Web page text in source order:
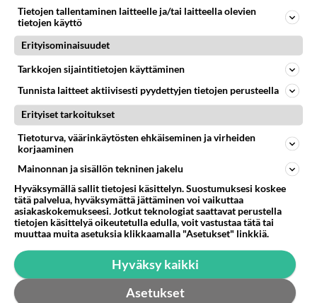
Hiljaa hyvä tulee!
Pikkuhiljaa vaivihkaa kaikki palveluja tarjoavat
yritykset katoavat orivedeltä. Asemalla ei enään
mitään, keskustassa mu...
ORIVESI Vastattu 2kk
Remontti tulossa
Löytyykö Oriveden alueelta monitaitoista remontin
tekijää avaimet käteen periaatteella? Olis maalausta
,lattian laittoo ...
20.01.2026 19:02 17 852
Tietojen tallentaminen laitteelle ja/tai laitteella olevien
tietojen käyttö
Erityisominaisuudet
Tarkkojen sijaintitietojen käyttäminen
Tunnista laitteet aktiivisesti pyydettyjen tietojen perusteella
Erityiset tarkoitukset
Tietoturva, väärinkäytösten ehkäiseminen ja virheiden
korjaaminen
Mainonnan ja sisällön tekninen jakelu
Hyväksymällä sallit tietojesi käsittelyn. Suostumuksesi koskee
tätä palvelua, hyväksymättä jättäminen voi vaikuttaa
asiakaskokemukseesi. Jotkut teknologiat saattavat perustella
tietojen käsittelyä oikeutetulla edulla, voit vastustaa tätä tai
muuttaa muita asetuksia klikkaamalla "Asetukset" linkkiä.
Hyväksy kaikki
Asetukset